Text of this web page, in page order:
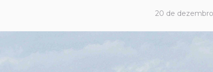
20 de